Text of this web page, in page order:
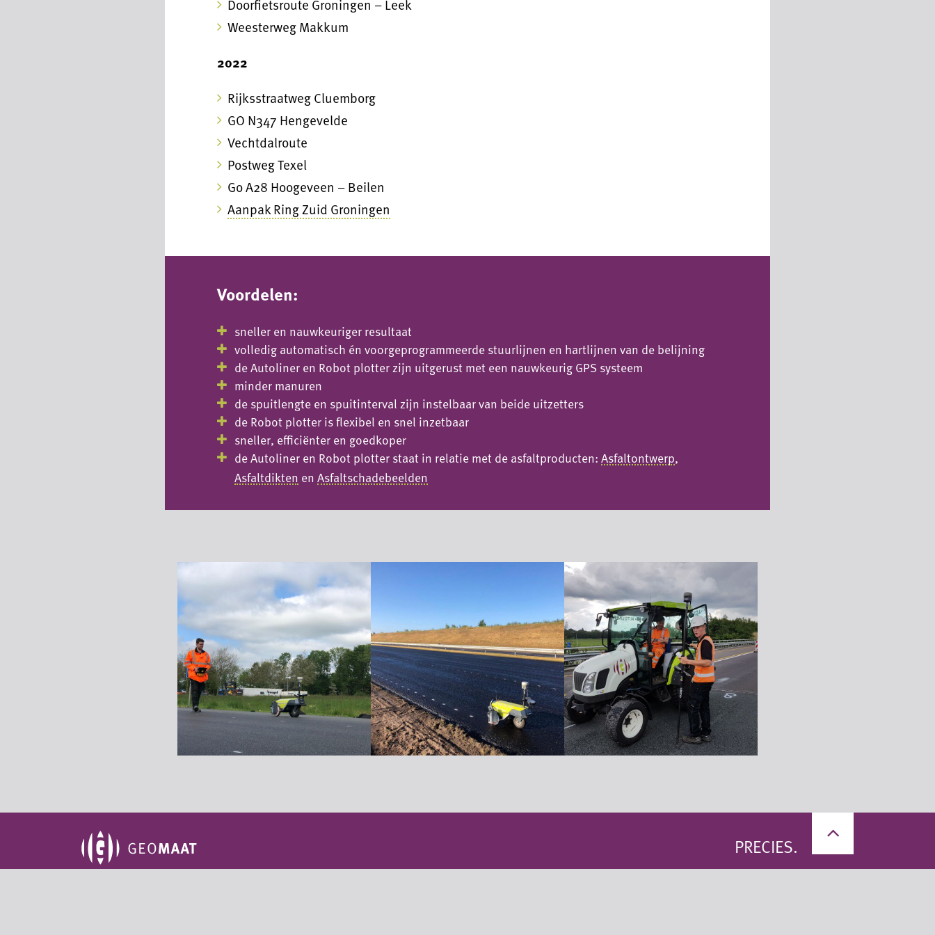
Doorfietsroute Groningen – Leek
Weesterweg Makkum
2022
Rijksstraatweg Cluemborg
GO N347 Hengevelde
Vechtdalroute
Postweg Texel
Go A28 Hoogeveen – Beilen
Aanpak Ring Zuid Groningen
Voordelen:
sneller en nauwkeuriger resultaat
volledig automatisch én voorgeprogrammeerde stuurlijnen en hartlijnen van de belijning
de Autoliner en Robot plotter zijn uitgerust met een nauwkeurig GPS systeem
minder manuren
de spuitlengte en spuitinterval zijn instelbaar van beide uitzetters
de Robot plotter is flexibel en snel inzetbaar
sneller, efficiënter en goedkoper
de Autoliner en Robot plotter staat in relatie met de asfaltproducten:Asfaltontwerp,
Asfaltdikten en Asfaltschadebeelden
PRECIES.